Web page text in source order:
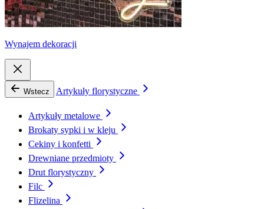
Wynajem dekoracji
Wstecz Artykuły florystyczne
Artykuły metalowe
Brokaty sypki i w kleju
Cekiny i konfetti
Drewniane przedmioty
Drut florystyczny
Filc
Flizelina